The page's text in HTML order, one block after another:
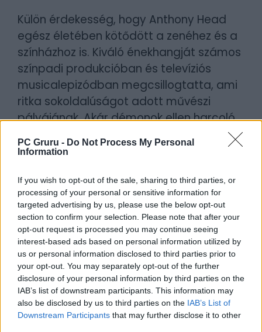
PC Gruru - Do Not Process My Personal
Information
If you wish to opt-out of the sale, sharing to third parties, or
processing of your personal or sensitive information for
targeted advertising by us, please use the below opt-out
section to confirm your selection. Please note that after your
opt-out request is processed you may continue seeing
interest-based ads based on personal information utilized by
us or personal information disclosed to third parties prior to
your opt-out. You may separately opt-out of the further
disclosure of your personal information by third parties on the
IAB’s list of downstream participants. This information may
also be disclosed by us to third parties on the IAB’s List of
Downstream Participants that may further disclose it to other
Külön érdekesség, hogy Anthony Head
egész életében kötődött a zenéhez és a
színházhoz is. Kiváló énekhangját számos
színpadi produkcióban és televíziós
musicalepizódban megcsillogtatta, ami
ritka sokoldalúságot adott művészi
pályájának. Akár démonok ellen harcoló
korábbi futballklub-tulajdonosként állt a
bele tudott rázódni a szerepébe. Ez a fajta
visszafogott, elegáns tekintély és
emberség tette őt a brit televíziózás egyik
legkedveltebb alakjává, akinek munkái még
hosszú ideig velünk maradnak. Anthony
Head 72 éves volt.
Borítókép forrása: Markus Wissmann
(depositphotos)